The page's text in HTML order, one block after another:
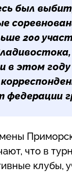
был
200
в этом
федерации
что в
клубы,